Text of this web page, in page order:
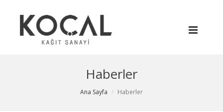
Haberler
Ana Sayfa Haberler